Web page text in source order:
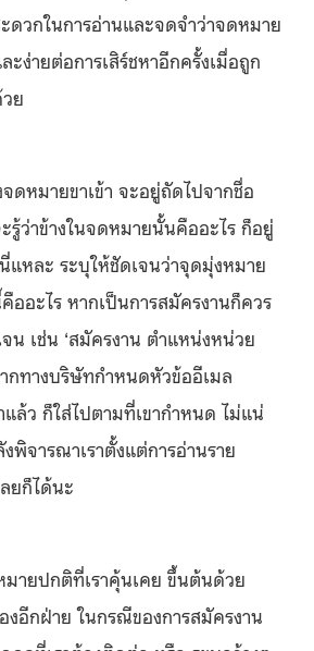
ดวกในการอ่านและจดจำว่าจดหมาย
ง่ายต่อการเสิร์ชหาอีกครั้งเมื่อถูก
ย
ดหมายขาเข้า จะอยู่ถัดไปจากชื่อ
รู้ว่าข้างในจดหมายนั้นคืออะไร ก็อยู่
แหละ ระบุให้ชัดเจนว่าจุดมุ่งหมาย
อะไร หากเป็นการสมัครงานก็ควร
น เช่น ‘สมัครงาน ตำแหน่งหน่วย
กทางบริษัทกำหนดหัวข้ออีเมล
ล้ว ก็ใส่ไปตามที่เขากำหนด ไม่แน่
พิจารณาเราตั้งแต่การอ่านราย
ยก็ได้นะ
ายปกติที่เราคุ้นเคย ขึ้นต้นด้วย
งอีกฝ่าย ในกรณีของการสมัครงาน